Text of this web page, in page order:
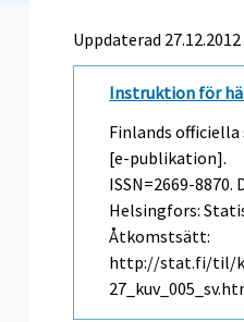
Uppdaterad 27.12.2012
Instruktion för
Finlands
[e-publikation].
ISSN=2669-8870.
Helsingfors:
Åtkomstsätt:
http://stat.fi/til/